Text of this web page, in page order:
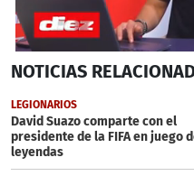
seconds
4
minutes,
51
seconds
NOTICIAS
LEGIONARIOS
David Suazo comparte con el
presidente de la FIFA en juego
leyendas